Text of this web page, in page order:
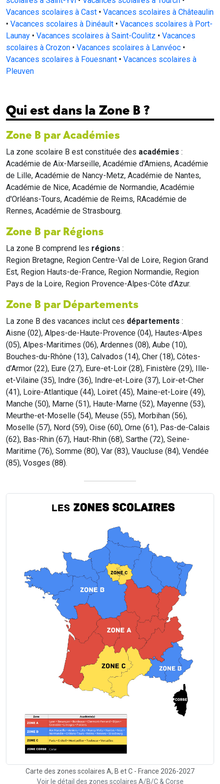
Vacances scolaires à Cast • Vacances scolaires à Châteaulin
• Vacances scolaires à Dinéault • Vacances scolaires à Port-
Launay • Vacances scolaires à Saint-Coulitz • Vacances
scolaires à Crozon • Vacances scolaires à Lanvéoc •
Vacances scolaires à Fouesnant • Vacances scolaires à
Pleuven
Qui est dans la Zone B ?
Zone B par Académies
La zone scolaire B est constituée des académies :
Académie de Aix-Marseille, Académie d'Amiens, Académie
de Lille, Académie de Nancy-Metz, Académie de Nantes,
Académie de Nice, Académie de Normandie, Académie
d'Orléans-Tours, Académie de Reims, RAcadémie de
Rennes, Académie de Strasbourg.
Zone B par Régions
La zone B comprend les régions :
Region Bretagne, Region Centre-Val de Loire, Region Grand
Est, Region Hauts-de-France, Region Normandie, Region
Pays de la Loire, Region Provence-Alpes-Côte d’Azur.
Zone B par Départements
La zone B des vacances inclut ces départements :
Aisne (02), Alpes-de-Haute-Provence (04), Hautes-Alpes
(05), Alpes-Maritimes (06), Ardennes (08), Aube (10),
Bouches-du-Rhône (13), Calvados (14), Cher (18), Côtes-
d’Armor (22), Eure (27), Eure-et-Loir (28), Finistère (29), Ille-
et-Vilaine (35), Indre (36), Indre-et-Loire (37), Loir-et-Cher
(41), Loire-Atlantique (44), Loiret (45), Maine-et-Loire (49),
Manche (50), Marne (51), Haute-Marne (52), Mayenne (53),
Meurthe-et-Moselle (54), Meuse (55), Morbihan (56),
Moselle (57), Nord (59), Oise (60), Orne (61), Pas-de-Calais
(62), Bas-Rhin (67), Haut-Rhin (68), Sarthe (72), Seine-
Maritime (76), Somme (80), Var (83), Vaucluse (84), Vendée
(85), Vosges (88).
Carte des zones scolaires A, B et C - France 2026-2027
Voir le détail des zones scolaires A/B/C & Corse